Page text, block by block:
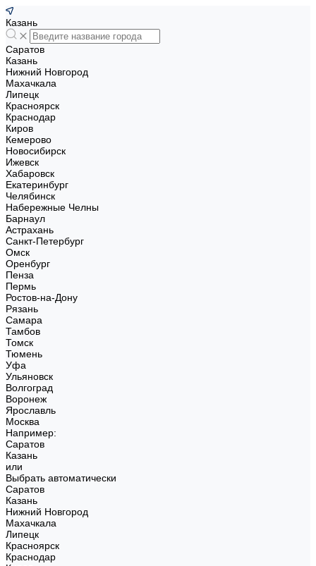
Казань
Саратов
Казань
Нижний Новгород
Махачкала
Липецк
Красноярск
Краснодар
Киров
Кемерово
Новосибирск
Ижевск
Хабаровск
Екатеринбург
Челябинск
Набережные Челны
Барнаул
Астрахань
Санкт-Петербург
Омск
Оренбург
Пенза
Пермь
Ростов-на-Дону
Рязань
Самара
Тамбов
Томск
Тюмень
Уфа
Ульяновск
Волгоград
Воронеж
Ярославль
Москва
Например:
Саратов
Казань
или
Выбрать автоматически
Саратов
Казань
Нижний Новгород
Махачкала
Липецк
Красноярск
Краснодар